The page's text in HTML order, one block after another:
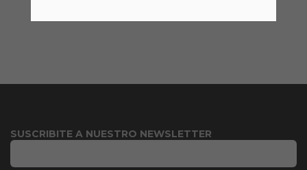
SUSCRIBITE A NUESTRO NEWSLETTER